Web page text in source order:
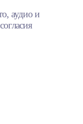
аудио и